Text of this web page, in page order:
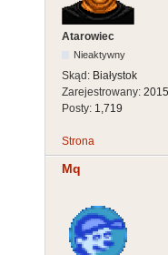
Atarowiec
Nieaktywny
Skąd: Białystok
Zarejestrowany:
Posty: 1,719
Strona
Mq